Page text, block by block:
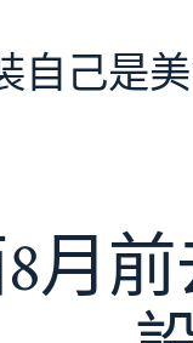
自己是
月